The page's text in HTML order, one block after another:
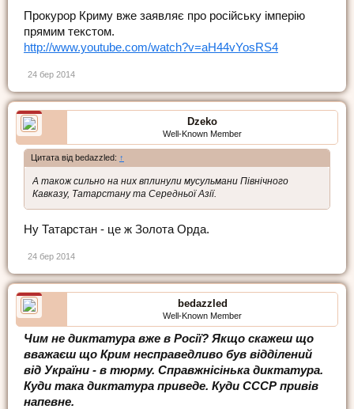
Прокурор Криму вже заявляє про російську імперію
прямим текстом.
http://www.youtube.com/watch?v=aH44vYosRS4
24 бер 2014
Dzeko
Well-Known Member
Цитата від bedazzled: ↑
А також сильно на них вплинули мусульмани Північного
Кавказу, Татарстану та Середньої Азії.
Ну Татарстан - це ж Золота Орда.
24 бер 2014
bedazzled
Well-Known Member
Чим не диктатура вже в Росії? Якщо скажеш що
вважаєш що Крим несправедливо був відділений
від України - в тюрму. Справжнісінька диктатура.
Куди така диктатура приведе. Куди СССР привів
напевне.